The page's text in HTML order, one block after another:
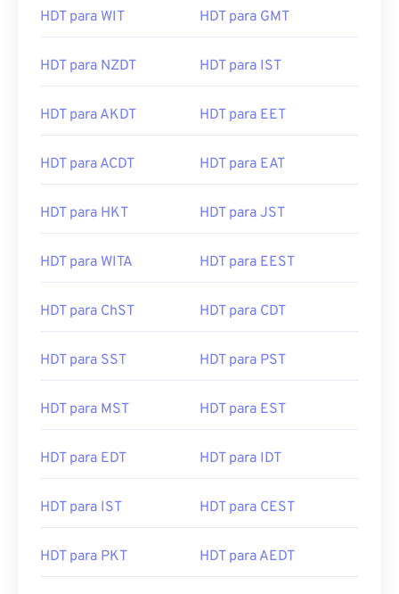
HDT para WIT HDT para GMT
HDT para NZDT HDT para IST
HDT para AKDT HDT para EET
HDT para ACDT HDT para EAT
HDT para HKT HDT para JST
HDT para WITA HDT para EEST
HDT para ChST HDT para CDT
HDT para SST HDT para PST
HDT para MST HDT para EST
HDT para EDT HDT para IDT
HDT para IST HDT para CEST
HDT para PKT HDT para AEDT